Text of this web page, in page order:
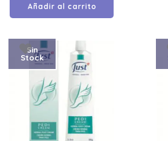
Añadir al carrito
Sin
Stock